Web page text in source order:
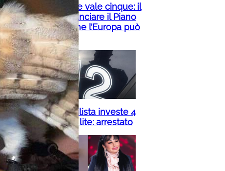
La tonnellata che vale cinque: il
carbonio può rilanciare il Piano
Mattei. Ecco come l’Europa può
farcela
Torino, automobilista investe 4
ciclisti dopo una lite: arrestato